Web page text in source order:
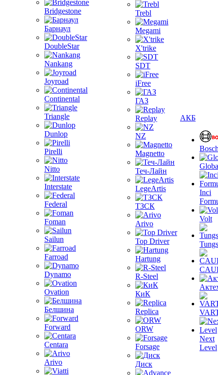
Bridgestone
Барнаул
DoubleStar
Nankang
Joyroad
Continental
Triangle
Dunlop
Pirelli
Nitto
Interstate
Federal
Foman
Sailun
Farroad
Dynamo
Ovation
Белшина
Forward
Centara
Arivo
Trebl
Megami
X'trike
SDT
iFree
ГАЗ
Replay
NZ
Magnetto
Теч-Лайн
LegeArtis
ТЗСК
Arivo
Top Driver
Hartung
R-Steel
КиК
Replica
ORW
Forsage
Диск
АКБ
Inci
Volt
Next
Level